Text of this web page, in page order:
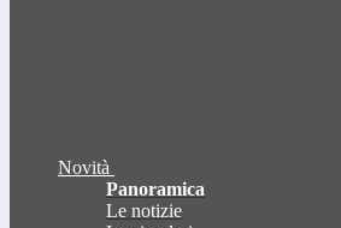
Novità
Panoramica
Le notizie